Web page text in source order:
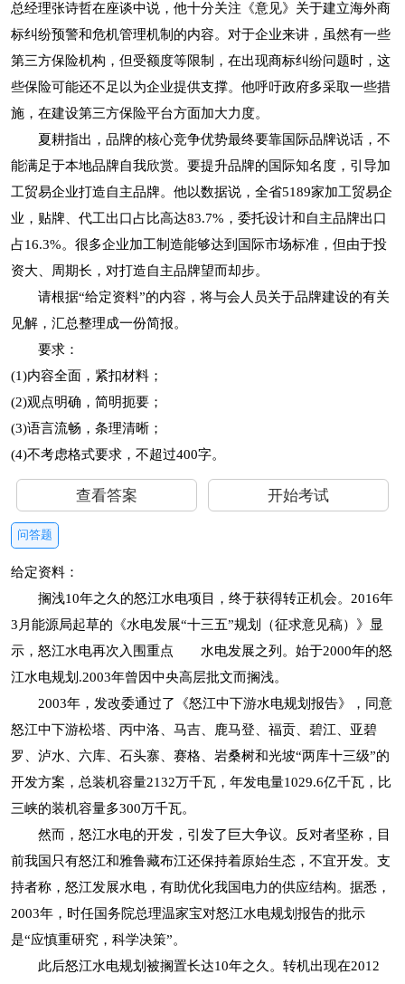
总经理张诗哲在座谈中说，他十分关注《意见》关于建立海外商
标纠纷预警和危机管理机制的内容。对于企业来讲，虽然有一些
第三方保险机构，但受额度等限制，在出现商标纠纷问题时，这
些保险可能还不足以为企业提供支撑。他呼吁政府多采取一些措
施，在建设第三方保险平台方面加大力度。
夏耕指出，品牌的核心竞争优势最终要靠国际品牌说话，不
能满足于本地品牌自我欣赏。要提升品牌的国际知名度，引导加
工贸易企业打造自主品牌。他以数据说，全省5189家加工贸易企
业，贴牌、代工出口占比高达83.7%，委托设计和自主品牌出口
占16.3%。很多企业加工制造能够达到国际市场标准，但由于投
资大、周期长，对打造自主品牌望而却步。
请根据“给定资料”的内容，将与会人员关于品牌建设的有关
见解，汇总整理成一份简报。
要求：
(1)内容全面，紧扣材料；
(2)观点明确，简明扼要；
(3)语言流畅，条理清晰；
(4)不考虑格式要求，不超过400字。
查看答案 开始考试
问答题
给定资料：
搁浅10年之久的怒江水电项目，终于获得转正机会。2016年
3月能源局起草的《水电发展“十三五”规划（征求意见稿）》显
示，怒江水电再次入围重点 水电发展之列。始于2000年的怒
江水电规划.2003年曾因中央高层批文而搁浅。
2003年，发改委通过了《怒江中下游水电规划报告》，同意
怒江中下游松塔、丙中洛、马吉、鹿马登、福贡、碧江、亚碧
罗、泸水、六库、石头寨、赛格、岩桑树和光坡“两库十三级”的
开发方案，总装机容量2132万千瓦，年发电量1029.6亿千瓦，比
三峡的装机容量多300万千瓦。
然而，怒江水电的开发，引发了巨大争议。反对者坚称，目
前我国只有怒江和雅鲁藏布江还保持着原始生态，不宜开发。支
持者称，怒江发展水电，有助优化我国电力的供应结构。据悉，
2003年，时任国务院总理温家宝对怒江水电规划报告的批示
是“应慎重研究，科学决策”。
此后怒江水电规划被搁置长达10年之久。转机出现在2012